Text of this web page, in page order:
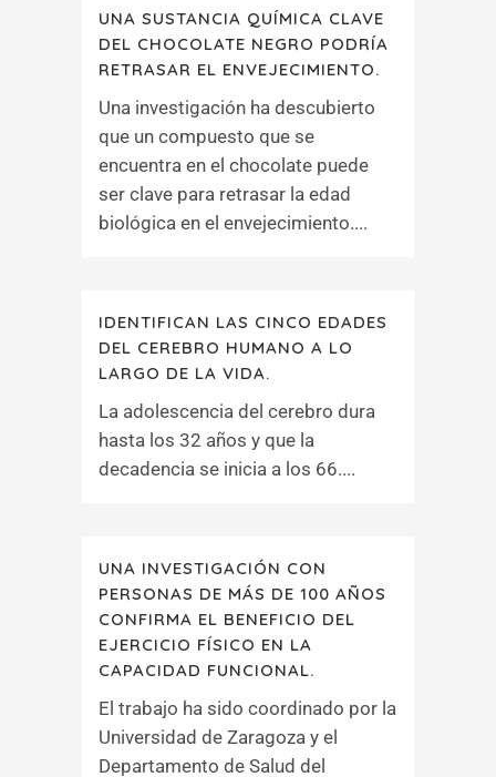
UNA SUSTANCIA QUÍMICA CLAVE
DEL CHOCOLATE NEGRO PODRÍA
RETRASAR EL ENVEJECIMIENTO.
Una investigación ha descubierto
que un compuesto que se
encuentra en el chocolate puede
ser clave para retrasar la edad
biológica en el envejecimiento....
IDENTIFICAN LAS CINCO EDADES
DEL CEREBRO HUMANO A LO
LARGO DE LA VIDA.
La adolescencia del cerebro dura
hasta los 32 años y que la
decadencia se inicia a los 66....
UNA INVESTIGACIÓN CON
PERSONAS DE MÁS DE 100 AÑOS
CONFIRMA EL BENEFICIO DEL
EJERCICIO FÍSICO EN LA
CAPACIDAD FUNCIONAL.
El trabajo ha sido coordinado por la
Universidad de Zaragoza y el
Departamento de Salud del